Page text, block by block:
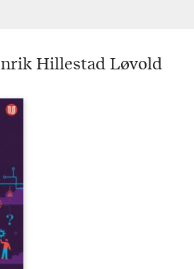
Hillestad Løvold